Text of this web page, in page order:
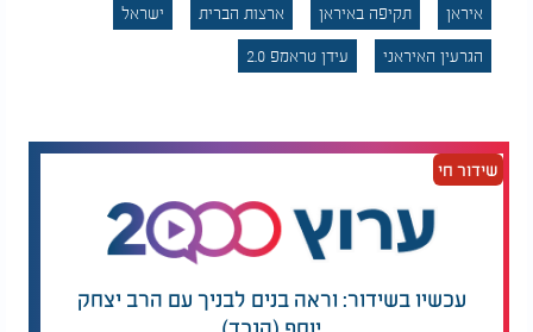
איראן תקיפה באיראן ארצות הברית
ישראל
הגרעין האיראני
עידן טראמפ 2.0
שידור חי
עכשיו בשידור: וראה בנים לבניך עם הרב יצחק